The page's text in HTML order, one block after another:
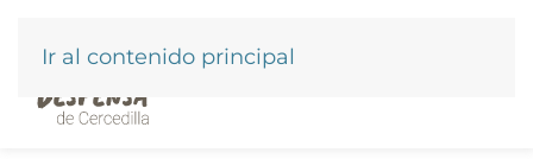
Ir al contenido principal